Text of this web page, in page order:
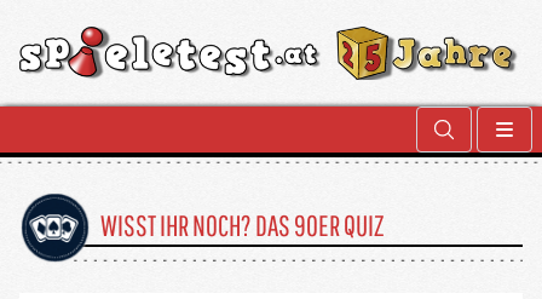
WISST IHR NOCH? DAS 90ER QUIZ